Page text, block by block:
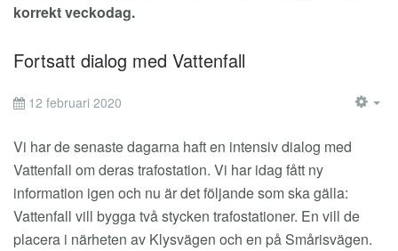
korrekt veckodag.
Fortsatt dialog med Vattenfall
12 februari 2020
Vi har de senaste dagarna haft en intensiv dialog med
Vattenfall om deras trafostation. Vi har idag fått ny
information igen och nu är det följande som ska gälla:
Vattenfall vill bygga två stycken trafostationer. En vill de
placera i närheten av Klysvägen och en på Smårisvägen.